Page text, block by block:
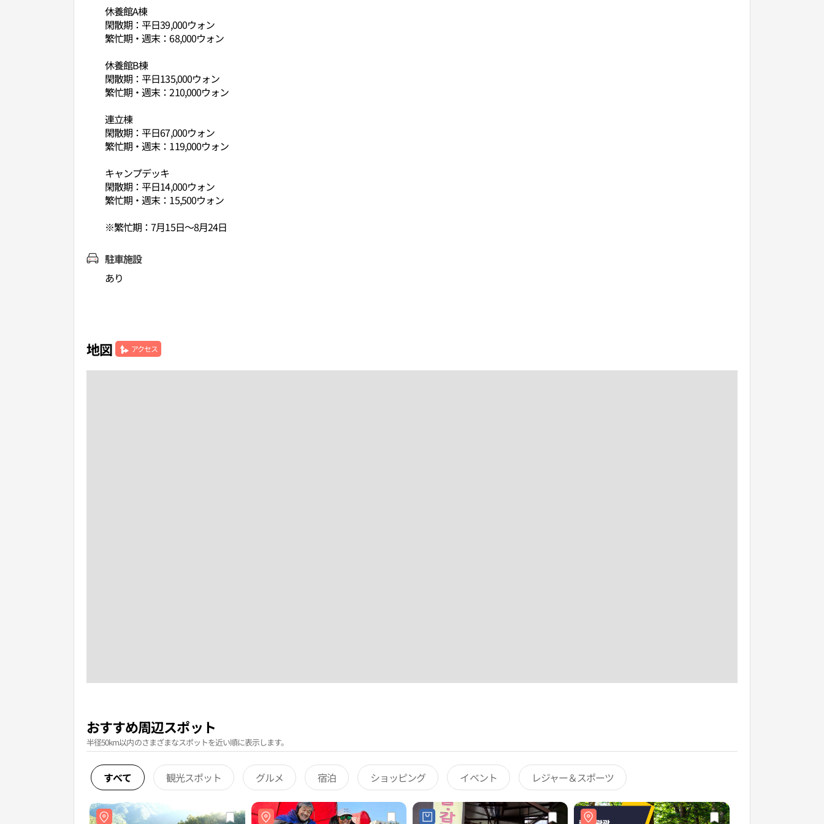
休養館A棟
閑散期：平日39,000ウォン
繁忙期・週末：68,000ウォン
休養館B棟
閑散期：平日135,000ウォン
繁忙期・週末：210,000ウォン
連立棟
閑散期：平日67,000ウォン
繁忙期・週末：119,000ウォン
キャンプデッキ
閑散期：平日14,000ウォン
繁忙期・週末：15,500ウォン
※繁忙期：7月15日～8月24日
駐車施設
あり
地図 アクセス
おすすめ周辺スポット
半径50km以内のさまざまなスポットを近い順に表示します。
すべて 観光スポット グルメ 宿泊 ショッピング イベント レジャー＆スポーツ